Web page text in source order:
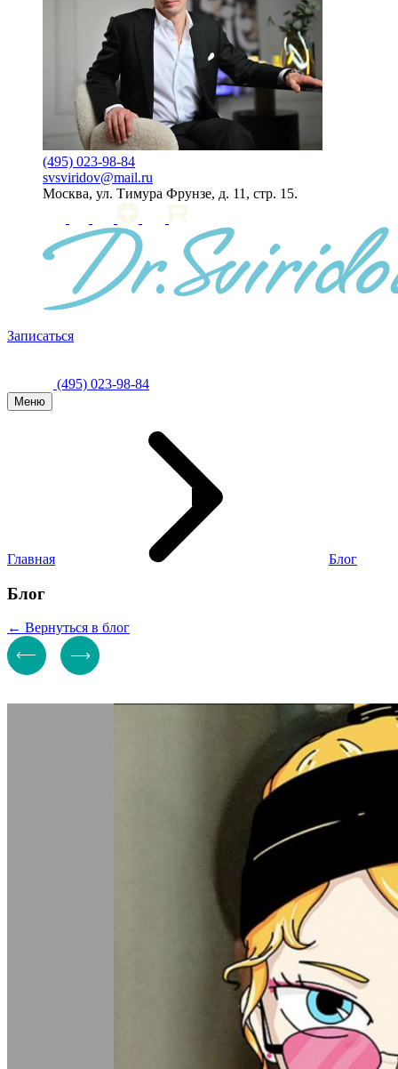
(495) 023-98-84
svsviridov@mail.ru
Москва, ул. Тимура Фрунзе, д. 11, стр. 15.
Записаться
(495) 023-98-84
Меню
Главная Блог
Блог
← Вернуться в блог